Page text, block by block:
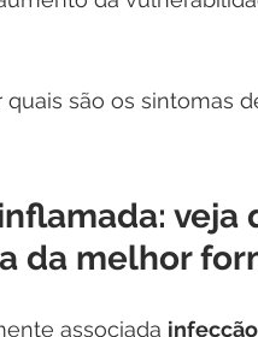
são os sintomas
veja
da melhor
associada